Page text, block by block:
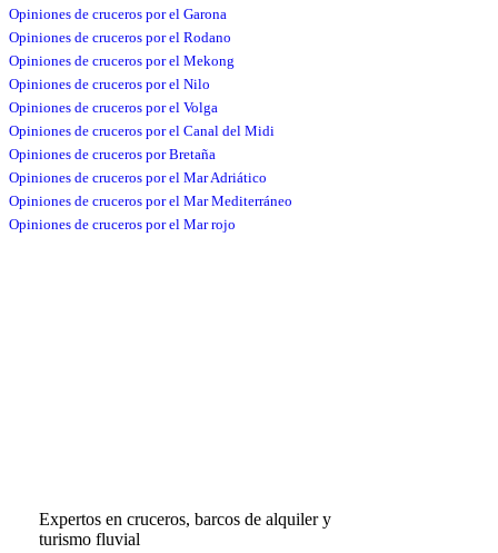
Opiniones de cruceros por el Garona
Opiniones de cruceros por el Rodano
Opiniones de cruceros por el Mekong
Opiniones de cruceros por el Nilo
Opiniones de cruceros por el Volga
Opiniones de cruceros por el Canal del Midi
Opiniones de cruceros por Bretaña
Opiniones de cruceros por el Mar Adriático
Opiniones de cruceros por el Mar Mediterráneo
Opiniones de cruceros por el Mar rojo
Expertos en cruceros, barcos de alquiler y
turismo fluvial